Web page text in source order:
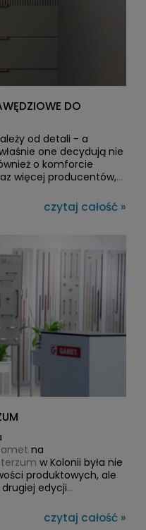
DO
od detali - a
one decydują nie
o komforcie
więcej producentów,
spójny,
elementów
50 mm do długich
aranżacji i zyskują coraz
czytaj całość »
na
w Kolonii była nie
produktowych, ale
edycji
całej koncepcjiczytaj całość »